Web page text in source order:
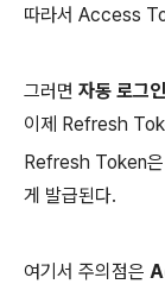
따라서 Access
그러면 자동 로그
이제 Refresh
Refresh Token은
게 발급된다.
여기서 주의점은